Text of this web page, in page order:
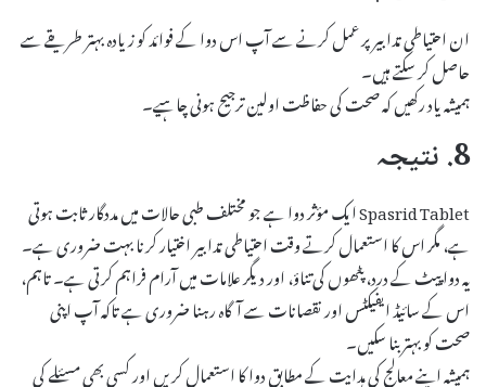
ان احتیاطی تدابیر پر عمل کرنے سے آپ اس دوا کے فوائد کو زیادہ بہتر طریقے سے
حاصل کر سکتے ہیں۔
ہمیشہ یاد رکھیں کہ صحت کی حفاظت اولین ترجیح ہونی چاہیے۔
8. نتیجہ
Spasrid Tablet ایک مؤثر دوا ہے جو مختلف طبی حالات میں مددگار ثابت ہوتی
ہے، مگر اس کا استعمال کرتے وقت احتیاطی تدابیر اختیار کرنا بہت ضروری ہے۔
یہ دوا پیٹ کے درد، پٹھوں کی تناؤ، اور دیگر علامات میں آرام فراہم کرتی ہے۔ تاہم،
اس کے سائیڈ ایفیکٹس اور نقصانات سے آگاہ رہنا ضروری ہے تاکہ آپ اپنی
صحت کو بہتر بنا سکیں۔
ہمیشہ اپنے معالج کی ہدایت کے مطابق دوا کا استعمال کریں اور کسی بھی مسئلے کی